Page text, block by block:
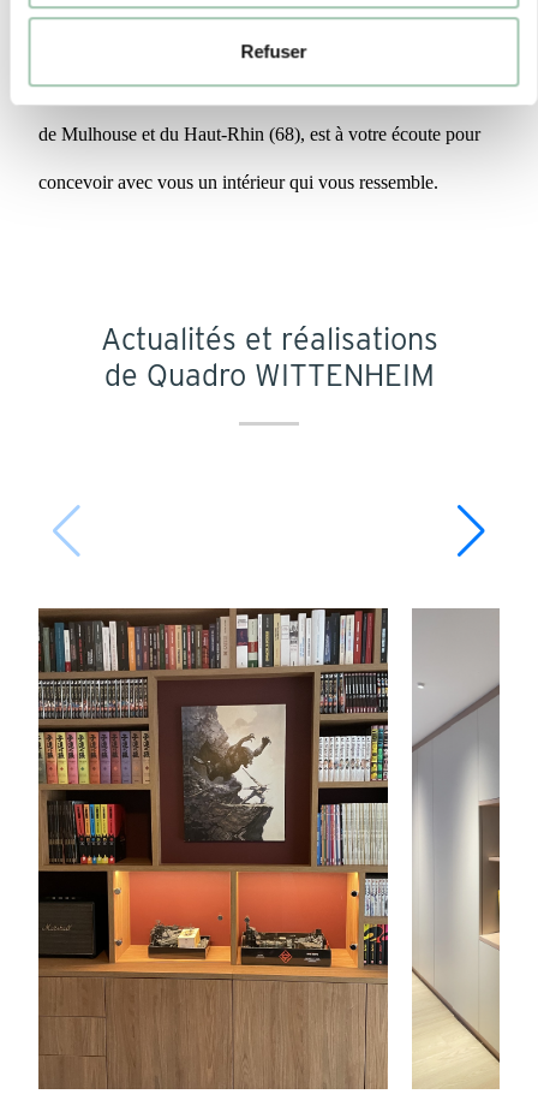
Refuser
Wittenheim, spécialiste du meuble sur mesure dans le secteur
de Mulhouse et du Haut-Rhin (68), est à votre écoute pour
concevoir avec vous un intérieur qui vous ressemble.
Actualités et réalisations
de Quadro WITTENHEIM